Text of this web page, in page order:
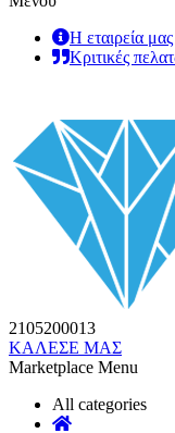
Η εταιρεία μας
Κριτικές
2105200013
ΚΑΛΕΣΕ ΜΑΣ
Marketplace Menu
All categories